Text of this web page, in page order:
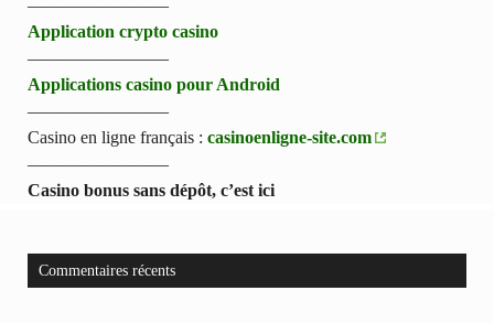
————————
Application crypto casino
————————
Applications casino pour Android
————————
Casino en ligne français : casinoenligne-site.com
————————
Casino bonus sans dépôt, c’est ici
Commentaires récents